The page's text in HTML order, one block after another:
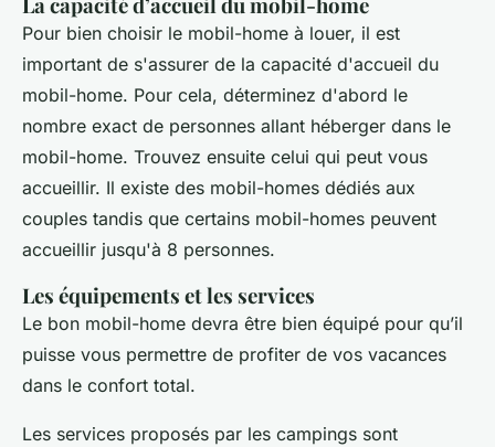
Pour bien choisir le mobil-home à louer, il est
important de s'assurer de la capacité d'accueil du
mobil-home. Pour cela, déterminez d'abord le
nombre exact de personnes allant héberger dans le
mobil-home. Trouvez ensuite celui qui peut vous
accueillir. Il existe des mobil-homes dédiés aux
couples tandis que certains mobil-homes peuvent
accueillir jusqu'à 8 personnes.
Les équipements et les services
Le bon mobil-home devra être bien équipé pour qu’il
puisse vous permettre de profiter de vos vacances
dans le confort total.
Les services proposés par les campings sont